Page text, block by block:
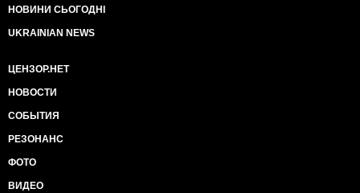
НОВИНИ СЬОГОДНІ
UKRAINIAN NEWS
ЦЕНЗОР.НЕТ
НОВОСТИ
СОБЫТИЯ
РЕЗОНАНС
ФОТО
ВИДЕО